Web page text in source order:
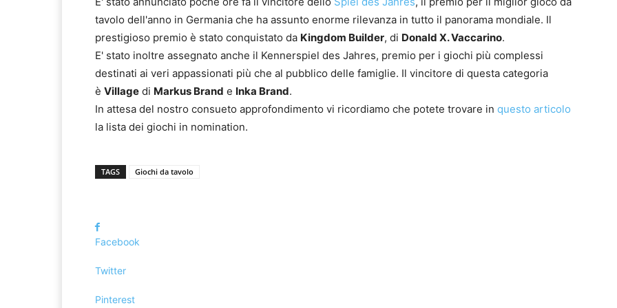
tavolo dell'anno in Germania che ha assunto enorme rilevanza in tutto il panorama mondiale. Il
prestigioso premio è stato conquistato da Kingdom Builder, di Donald X. Vaccarino.
E' stato inoltre assegnato anche il Kennerspiel des Jahres, premio per i giochi più complessi
destinati ai veri appassionati più che al pubblico delle famiglie. Il vincitore di questa categoria
è Village di Markus Brand e Inka Brand.
In attesa del nostro consueto approfondimento vi ricordiamo che potete trovare in questo articolo
la lista dei giochi in nomination.
TAGS Giochi da tavolo
Facebook
Twitter
Pinterest